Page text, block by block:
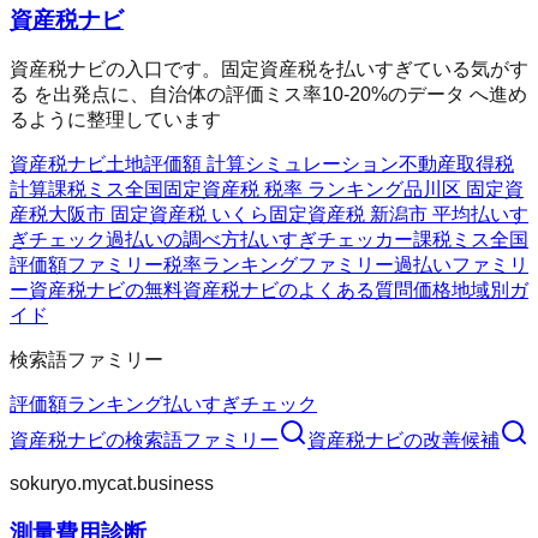
資産税ナビ
資産税ナビの入口です。固定資産税を払いすぎている気がす
る を出発点に、自治体の評価ミス率10-20%のデータ へ進め
るように整理しています
資産税ナビ土地評価額 計算シミュレーション不動産取得税
計算課税ミス全国 固定資産税 税率 ランキング品川区 固定資
産税大阪市 固定資産税 いくら 固定資産税 新潟市 平均払いす
ぎチェック過払いの調べ方払いすぎチェッカー課税ミス全国
評価額ファミリー税率ランキングファミリー過払いファミリ
ー資産税ナビの無料資産税ナビのよくある質問価格地域別ガ
イド
検索語ファミリー
評価額ランキング払いすぎチェック
資産税ナビの検索語ファミリー 資産税ナビの改善候補
sokuryo.mycat.business
測量費用診断